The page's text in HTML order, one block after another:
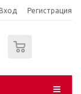
Регистрация